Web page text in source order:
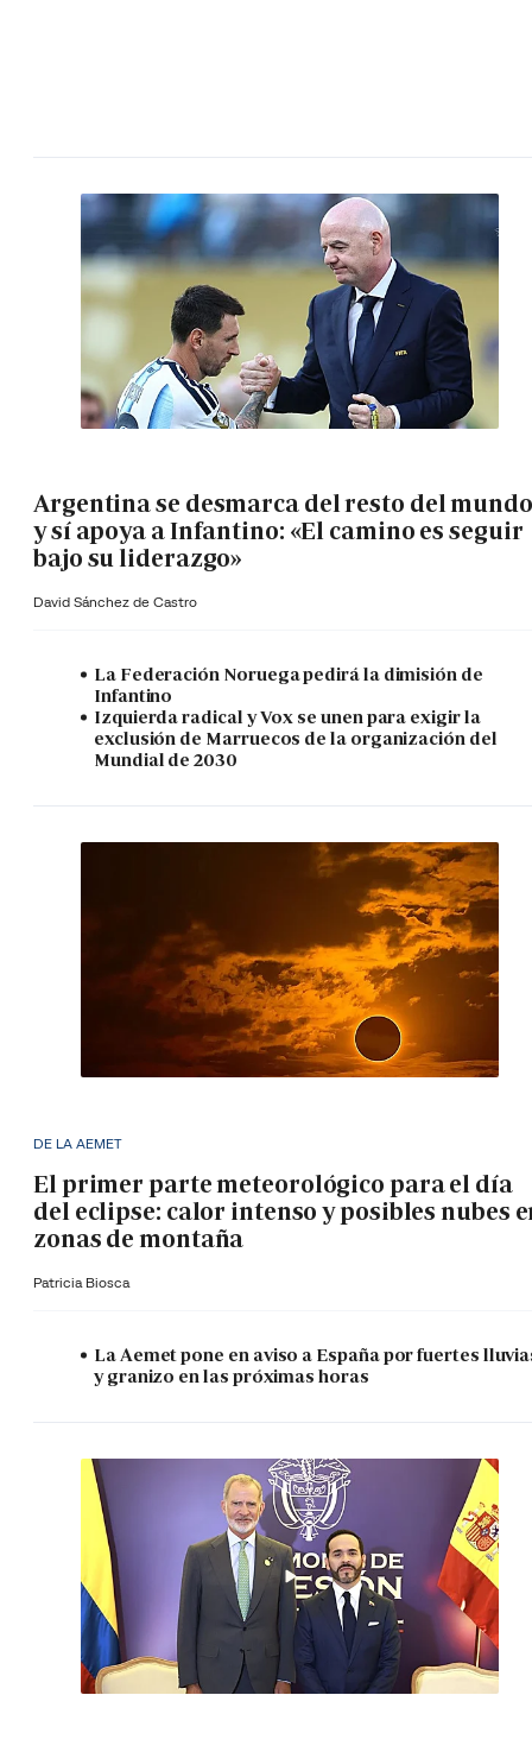
Argentina se desmarca del resto del mundo
y sí apoya a Infantino: «El camino es seguir
bajo su liderazgo»
David Sánchez de Castro
La Federación Noruega pedirá la dimisión de
Infantino
Izquierda radical y Vox se unen para exigir la
exclusión de Marruecos de la organización del
Mundial de 2030
DE LA AEMET
El primer parte meteorológico para el día
del eclipse: calor intenso y posibles nubes
zonas de montaña
Patricia Biosca
La Aemet pone en aviso a España por fuertes
y granizo en las próximas horas